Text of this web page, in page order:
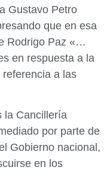
Gustavo Petro
que en esa
Rodrigo Paz «…
en respuesta a la
a las
la Cancillería
por parte de
Gobierno nacional,
en los